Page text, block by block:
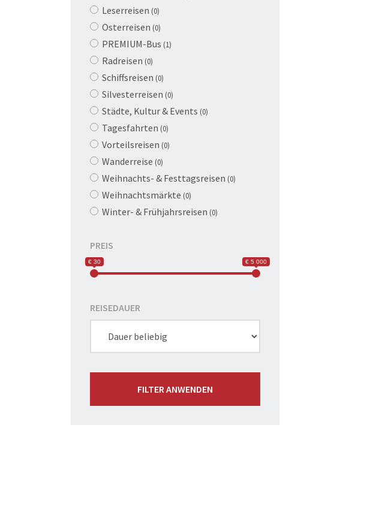
Leserreisen (0)
Osterreisen (0)
PREMIUM-Bus (1)
Radreisen (0)
Schiffsreisen (0)
Silvesterreisen (0)
Städte, Kultur & Events (0)
Tagesfahrten (0)
Vorteilsreisen (0)
Wanderreise (0)
Weihnachts- & Festtagsreisen (0)
Weihnachtsmärkte (0)
Winter- & Frühjahrsreisen (0)
PREIS
€ 30 € 5 000
REISEDAUER
FILTER ANWENDEN